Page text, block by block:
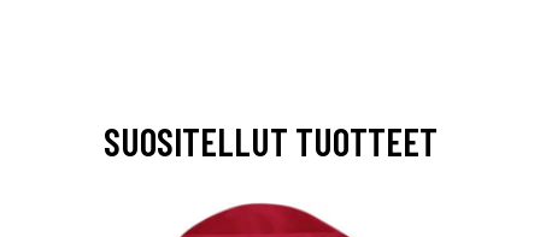
SUOSITELLUT TUOTTEET